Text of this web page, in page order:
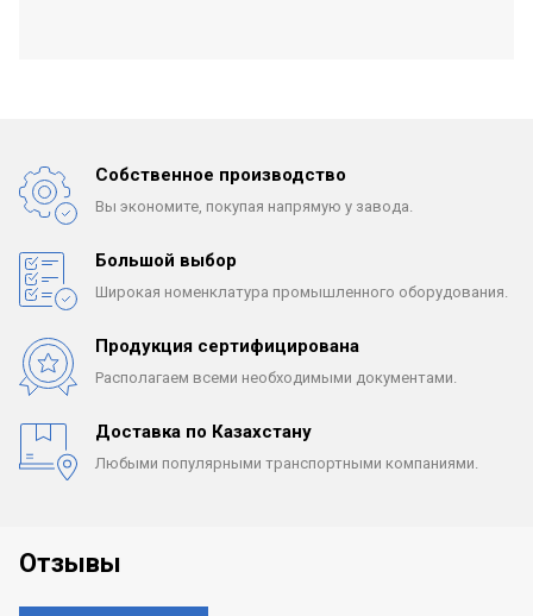
Собственное производство
Вы экономите, покупая напрямую у завода.
Большой выбор
Широкая номенклатура промышленного оборудования.
Продукция сертифицирована
Располагаем всеми необходимыми документами.
Доставка по Казахстану
Любыми популярными транспортными компаниями.
Отзывы